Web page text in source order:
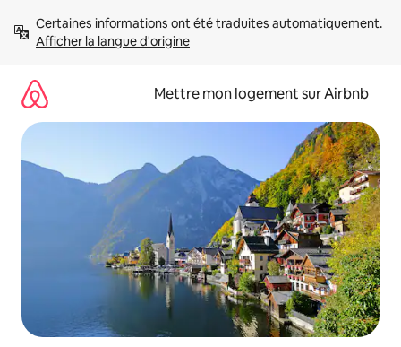
directement
Afficher la langue d'origine
Mettre mon logement sur Airbnb